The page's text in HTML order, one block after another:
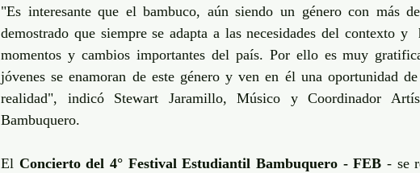
"Es interesante que el bambuco, aún siendo un género con más
demostrado que siempre se adapta a las necesidades del contexto y
momentos y cambios importantes del país. Por ello es muy
jóvenes se enamoran de este género y ven en él una oportunidad
realidad", indicó Stewart Jaramillo, Músico y Coordinador
Bambuquero.
El Concierto del 4° Festival Estudiantil Bambuquero - FEB - se